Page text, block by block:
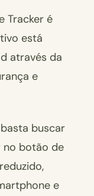
Tracker é
está
através da
e
buscar
no botão de
e